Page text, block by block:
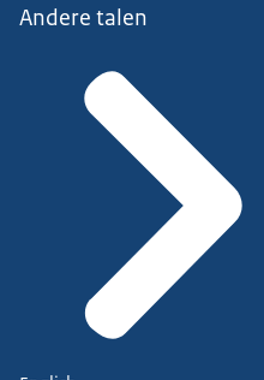
Andere talen